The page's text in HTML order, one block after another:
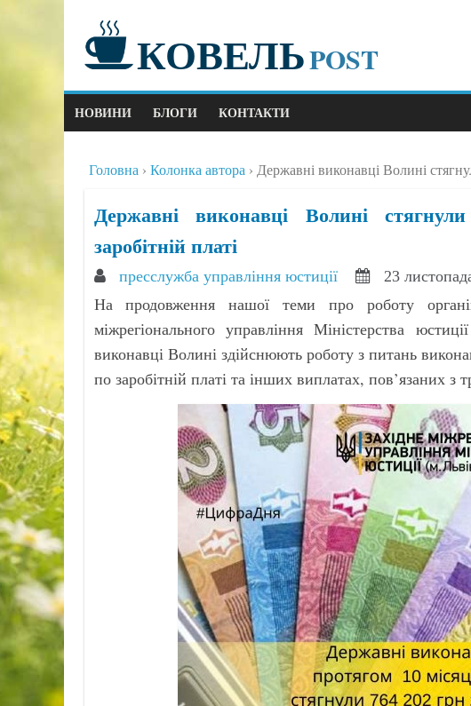
КОВЕЛЬPOST
НОВИНИ БЛОГИ КОНТАКТИ
Головна Колонка автора Державні виконавці Волині
Державні виконавці Волині
заробітній платі
пресслужба управління юстиції 23
На продовження нашої теми про роботу
міжрегіонального управління Міністерства
виконавці Волині здійснюють роботу з питань
по заробітній платі та інших виплатах, пов’язаних з